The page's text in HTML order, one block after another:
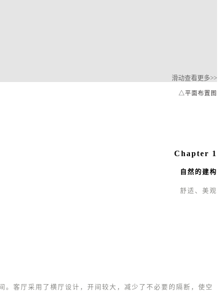
滑动查看更多>>
△平面布置图
Chapter 1
自然的建构
舒适 、美观
。 客厅采用了横厅设计，开间较大，减少了不必要的隔断，使空